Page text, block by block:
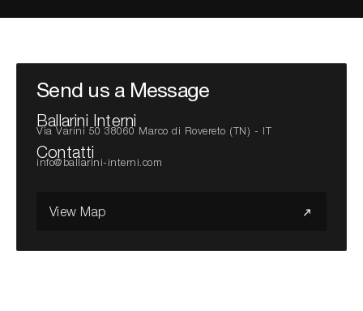
Send us a Message
Ballarini Interni
Via Varini 50 38060 Marco di Rovereto (TN) - IT
Contatti
info@ballarini-interni.com
View Map